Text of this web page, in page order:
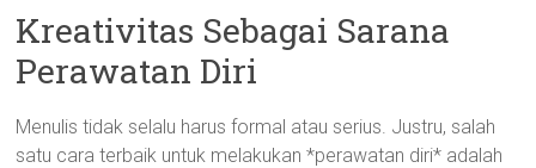
Kreativitas Sebagai Sarana
Perawatan Diri
Menulis tidak selalu harus formal atau serius. Justru, salah
satu cara terbaik untuk melakukan *perawatan diri* adalah